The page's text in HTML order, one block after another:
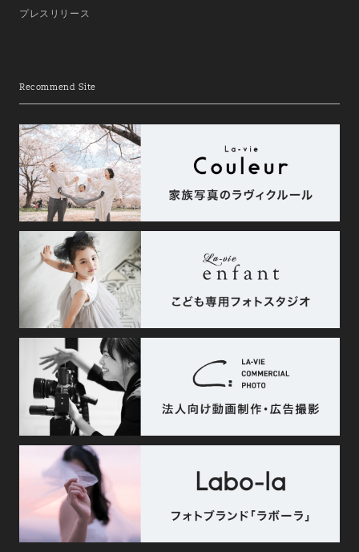
プレスリリース
Recommend Site